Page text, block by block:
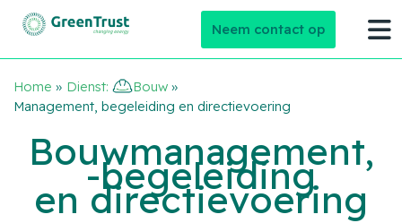
Neem contact op
Home » Dienst: Bouw »
Management, begeleiding en directievoering
Bouwmanagement,
-begeleiding
en directievoering